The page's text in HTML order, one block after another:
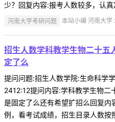
少？回复内容:报考人数较多，认
河南大学考研问题 本站小编 河南大
招生人数学科教学生物二十五
定了么
提问问题:招生人数学院:生命科
2412:12提问内容:学科教学生物二
是固定了么还有希望扩招么回复
例，看考试成绩，招生目录人数